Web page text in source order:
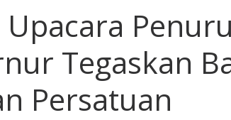
Bendera
,
Tegaskan
Bangun
Bangsa
Dengan
Tegaskan
Persatuan